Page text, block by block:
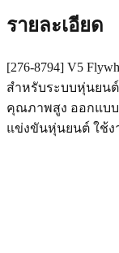
รายละเอียด
[276-8794] V5
สำหรับระบบหุ่นยน
คุณภาพสูง ออกแบบ
แข่งขันหุ่นยนต์ ใช้